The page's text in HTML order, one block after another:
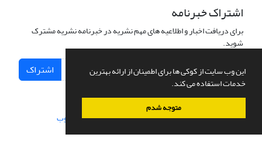
این وب سایت از کوکی ها برای اطمینان از ارائه بهترین
خدمات استفاده می کند.
متوجه شدم
اشتراک خبرنامه
برای دریافت اخبار و اطلاعیه های مهم نشریه در خبرنامه نشریه مشترک
شوید.
اشتراک
سامانه مدیریت نشریات علمی.طراحی و پیاده سازی از سیناوب